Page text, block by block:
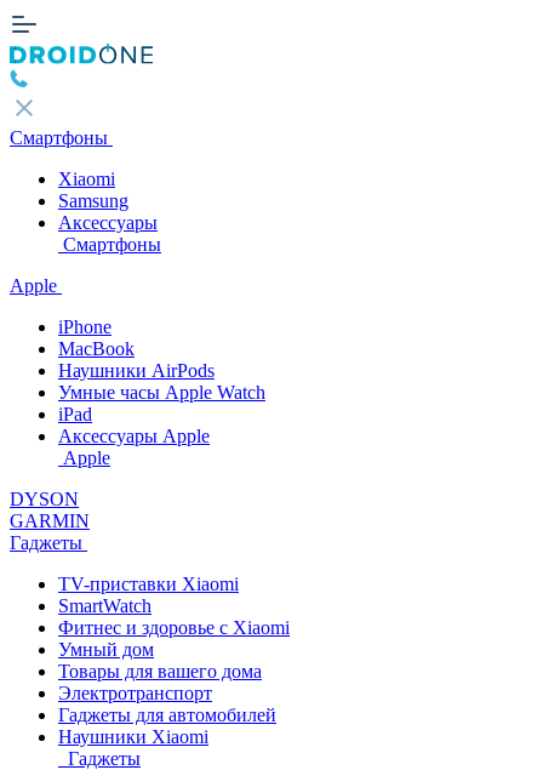
Смартфоны
Xiaomi
Samsung
Аксессуары
Смартфоны
Apple
iPhone
MacBook
Наушники AirPods
Умные часы Apple Watch
iPad
Аксессуары Apple
Apple
DYSON
GARMIN
Гаджеты
TV-приставки Xiaomi
SmartWatch
Фитнес и здоровье с Xiaomi
Умный дом
Товары для вашего дома
Электротранспорт
Гаджеты для автомобилей
Наушники Xiaomi
Гаджеты